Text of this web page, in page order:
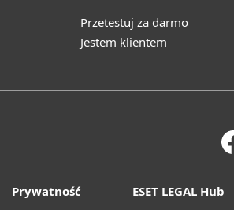
Przetestuj za darmo
Jestem klientem
Prywatność ESET LEGAL Hub